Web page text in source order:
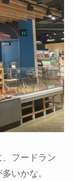
フードラン
いかな。